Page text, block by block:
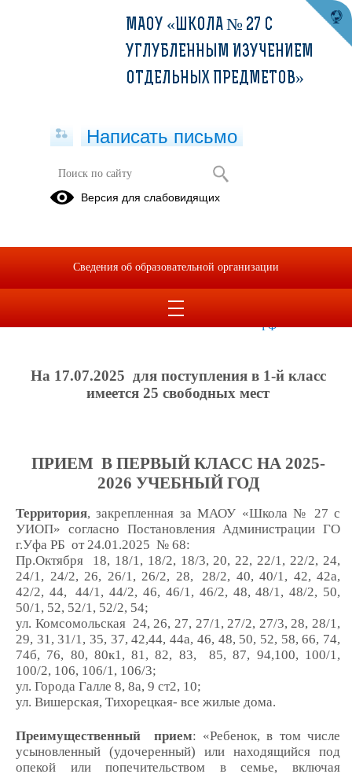
Прием в школу
граждан и
граждан без
РФ
На 17.07.2025 для поступления в 1-й класс
имеется 25 свободных мест
ПРИЕМ В ПЕРВЫЙ КЛАСС НА 2025-
2026 УЧЕБНЫЙ ГОД
Территория, закрепленная за МАОУ «Школа № 27 с
УИОП» согласно Постановления Администрации ГО
г.Уфа РБ от 24.01.2025 № 68:
Пр.Октября 18, 18/1, 18/2, 18/3, 20, 22, 22/1, 22/2, 24,
24/1, 24/2, 26, 26/1, 26/2, 28, 28/2, 40, 40/1, 42, 42а,
42/2, 44,
44/1, 44/2, 46, 46/1, 46/2, 48, 48/1, 48/2, 50,
50/1, 52, 52/1, 52/2, 54;
ул. Комсомольская 24, 26, 27, 27/1, 27/2, 27/3, 28, 28/1,
29, 31, 31/1, 35, 37, 42,44, 44а, 46, 48, 50, 52, 58, 66, 74,
74б, 76, 80, 80к1,81,82, 83, 85, 87, 94,100, 100/1,
100/2, 106, 106/1, 106/3;
ул. Города Галле 8, 8а, 9 ст2, 10;
ул. Вишерская, Тихорецкая- все жилые дома.
Преимущественный прием: «Ребенок, в том числе
усыновленный (удочеренный) или находящийся под
опекой или попечительством в семье, включая
МАОУ «ШКОЛА № 27 С
УГЛУБЛЕННЫМ ИЗУЧЕНИЕМ
ОТДЕЛЬНЫХ ПРЕДМЕТОВ»
Написать письмо
Версия для слабовидящих
Сведения об образовательной организации